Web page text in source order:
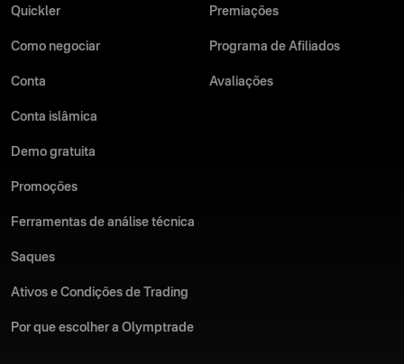
Quickler
Como negociar
Conta
Conta islâmica
Demo gratuita
Promoções
Ferramentas de análise técnica
Saques
Ativos e Condições de Trading
Por que escolher a Olymptrade
Premiações
Programa de Afiliados
Avaliações